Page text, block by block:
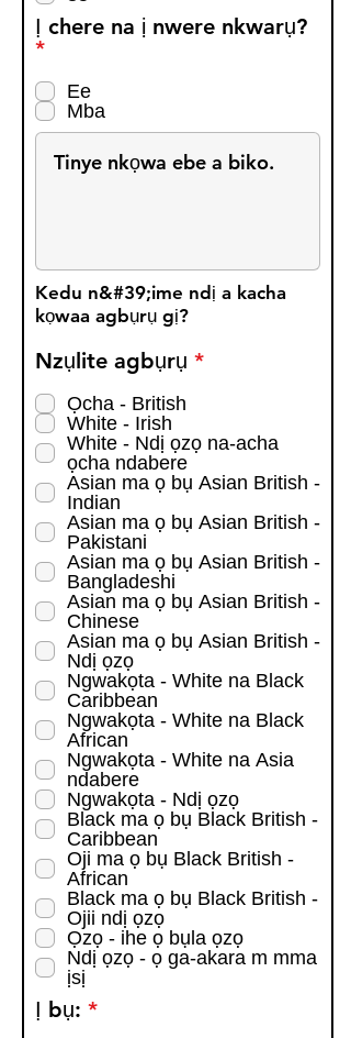
Ị chere na ị nwere nkwarụ?
*R
q
u
i
Ee
Mba
Kedu n&#39;ime ndị a kacha
kọwaa agbụrụ gị?
Nzụlite agbụrụ *R
r
e
d
Ọcha - British
White - Irish
White - Ndị ọzọ na-acha
ọcha ndabere
Asian ma ọ bụ Asian British -
Indian
Asian ma ọ bụ Asian British -
Pakistani
Asian ma ọ bụ Asian British -
Bangladeshi
Asian ma ọ bụ Asian British -
Chinese
Asian ma ọ bụ Asian British -
Ndị ọzọ
Ngwakọta - White na Black
Caribbean
Ngwakọta - White na Black
African
Ngwakọta - White na Asia
ndabere
Ngwakọta - Ndị ọzọ
Black ma ọ bụ Black British -
Caribbean
Oji ma ọ bụ Black British -
African
Black ma ọ bụ Black British -
Ojii ndị ọzọ
Ọzọ - ihe ọ bụla ọzọ
Ndị ọzọ - ọ ga-akara m mma
ịsị
Ị bụ: *R